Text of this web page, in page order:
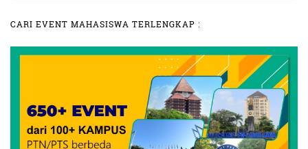
CARI EVENT MAHASISWA TERLENGKAP :